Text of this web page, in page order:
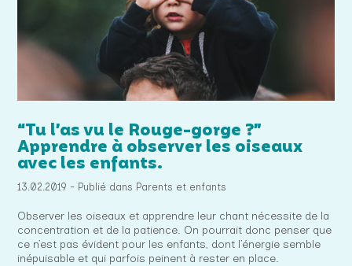
“Tu l’as vu le Rouge-gorge ?”
Apprendre à observer les oiseaux
avec les enfants.
13.02.2019 - Publié dans Parents et enfants
Observer les oiseaux et apprendre leur chant nécessite de la
concentration et de la patience. On pourrait donc penser que
ce n’est pas évident pour les enfants, dont l’énergie semble
inépuisable et qui parfois peinent à rester en place.